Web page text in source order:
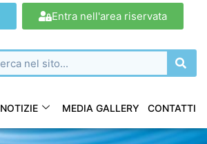
Entra nell'area riservata
NOTIZIE MEDIA GALLERY CONTATTI